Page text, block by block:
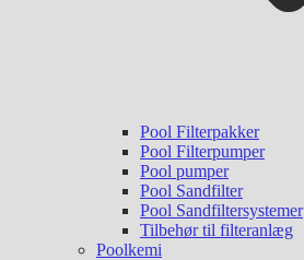
Pool Filterpakker
Pool Filterpumper
Pool pumper
Pool Sandfilter
Pool Sandfiltersystemer
Tilbehør til filteranlæg
Poolkemi